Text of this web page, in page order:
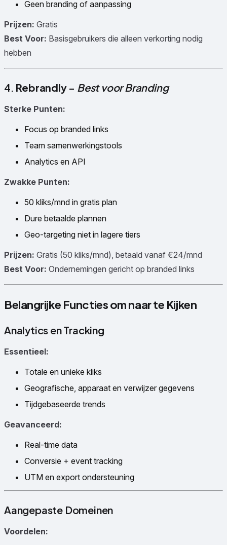
Geen branding of aanpassing
Prijzen: Gratis
Best Voor: Basisgebruikers die alleen verkorting nodig
hebben
4. Rebrandly– Best voor Branding
Sterke Punten:
Focus op branded links
Team samenwerkingstools
Analytics en API
Zwakke Punten:
50 kliks/mnd in gratis plan
Dure betaalde plannen
Geo-targeting niet in lagere tiers
Prijzen: Gratis (50 kliks/mnd), betaald vanaf €24/mnd
Best Voor: Ondernemingen gericht op branded links
Belangrijke Functies om naar te Kijken
Analytics en Tracking
Essentieel:
Totale en unieke kliks
Geografische, apparaat en verwijzer gegevens
Tijdgebaseerde trends
Geavanceerd:
Real-time data
Conversie + event tracking
UTM en export ondersteuning
Aangepaste Domeinen
Voordelen: